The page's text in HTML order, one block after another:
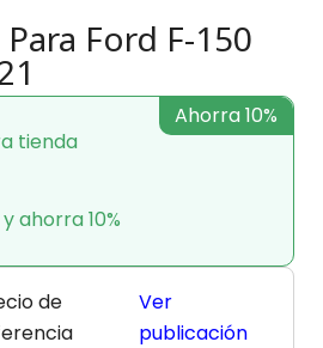
Ford F-150
tienda
ahorra 10%
Ahorra 10%
de
Ver
publicación